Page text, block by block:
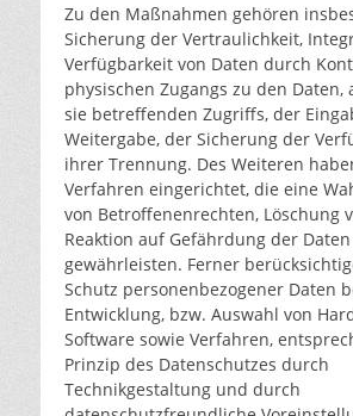
Zu den Maßnahmen gehören
Sicherung der Vertraulichkeit,
Verfügbarkeit von Daten durch
physischen Zugangs zu den Daten,
sie betreffenden Zugriffs, der
Weitergabe, der Sicherung der
ihrer Trennung. Des Weiteren
Verfahren eingerichtet, die eine
von Betroffenenrechten, Löschung
Reaktion auf Gefährdung der Daten
gewährleisten. Ferner
Schutz personenbezogener Daten
Entwicklung, bzw. Auswahl von
Software sowie Verfahren,
Prinzip des Datenschutzes durch
Technikgestaltung und durch